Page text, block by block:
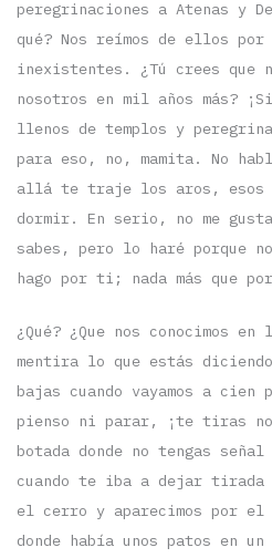
peregrinaciones a Atenas y
qué? Nos reímos de ellos
inexistentes. ¿Tú crees que
nosotros en mil años más?
llenos de templos y
para eso, no, mamita. No
allá te traje los aros, esos
dormir. En serio, no me
sabes, pero lo haré porque
hago por ti; nada más que
¿Qué? ¿Que nos conocimos
mentira lo que estás
bajas cuando vayamos a cien
pienso ni parar, ¡te tiras
botada donde no tengas
cuando te iba a dejar tirada
el cerro y aparecimos por el
donde había unos patos en